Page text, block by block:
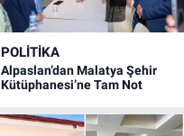
POLITIKA
Alpaslan’dan Malatya Şehir
Kütüphanesi’ne Tam Not